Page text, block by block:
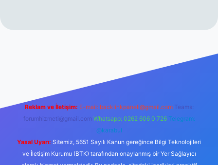
Reklam ve İletişim: E-mail: backlinkpaneli@gmail.com Teams:
forumhizmeti@gmail.com Whatsapp: 0262 606 0 726 Telegram:
@karabul
Yasal Uyarı: Sitemiz, 5651 Sayılı Kanun gereğince Bilgi Teknolojileri
ve İletişim Kurumu (BTK) tarafından onaylanmış bir Yer Sağlayıcı